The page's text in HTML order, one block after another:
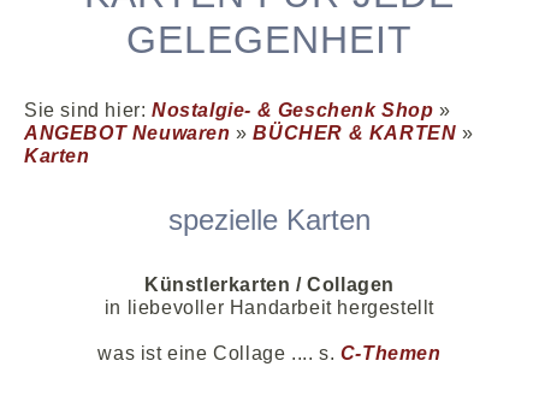
GELEGENHEIT
Sie sind hier: Nostalgie- & Geschenk Shop »
ANGEBOT Neuwaren»BÜCHER & KARTEN »
Karten
spezielle Karten
Künstlerkarten / Collagen
in liebevoller Handarbeit hergestellt
was ist eine Collage .... s. C-Themen